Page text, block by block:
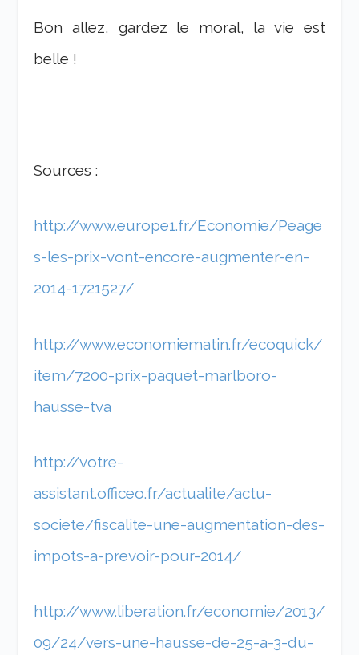
Bon allez, gardez le moral, la vie est
belle !
Sources :
http://www.europe1.fr/Economie/Peage
s-les-prix-vont-encore-augmenter-en-
2014-1721527/
http://www.economiematin.fr/ecoquick/
item/7200-prix-paquet-marlboro-
hausse-tva
http://votre-
assistant.officeo.fr/actualite/actu-
societe/fiscalite-une-augmentation-des-
impots-a-prevoir-pour-2014/
http://www.liberation.fr/economie/2013/
09/24/vers-une-hausse-de-25-a-3-du-